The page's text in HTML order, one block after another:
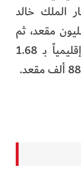
مطار الملك خالد
في الرياض رابعاً بسعة 2.56 مليون مقعد، ثم
مطار زايد الدولي في أبوظبي خامساً إقليمياً بـ 1.68